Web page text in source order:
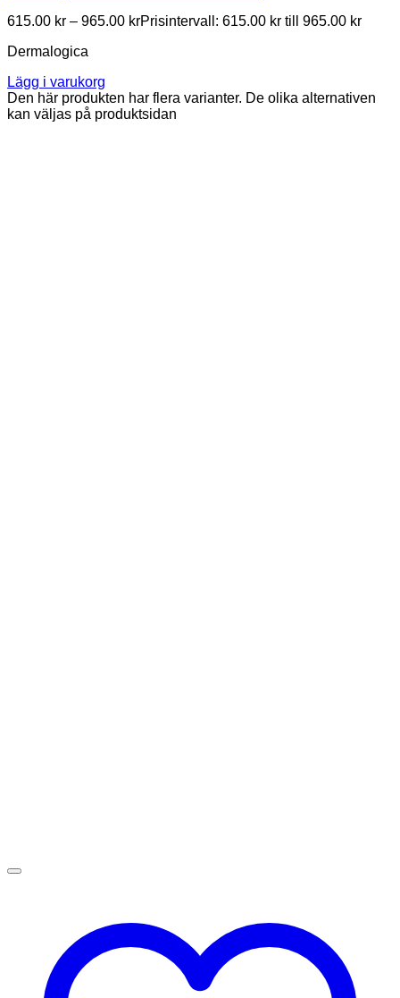
615.00 kr – 965.00 krPrisintervall: 615.00 kr till 965.00 kr
Dermalogica
Lägg i varukorg
Den här produkten har flera varianter. De olika alternativen
kan väljas på produktsidan